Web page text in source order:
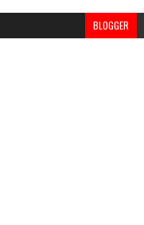
BLOGGER